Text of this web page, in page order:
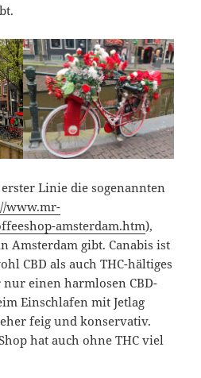
Linie die sogenannten
www.mr-
amsterdam.htm),
Amsterdam gibt. Canabis ist
CBD als auch THC-hältiges
einen harmlosen CBD-
Einschlafen mit Jetlag
feig und konservativ.
hat auch ohne THC viel